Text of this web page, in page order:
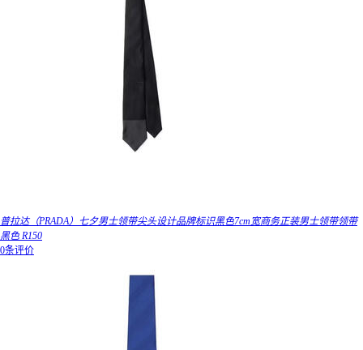
普拉达（PRADA）七夕男士领带尖头设计品牌标识黑色7cm宽商务正装男士领带领带
黑色 R150
0条评价